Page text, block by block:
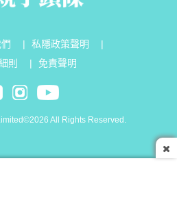
私隱政策聲明
則
免責聲明
All Rights Reserved.